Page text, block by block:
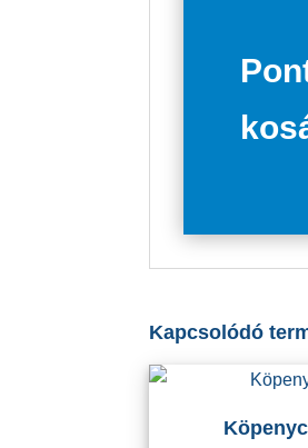
Kapcsolódó